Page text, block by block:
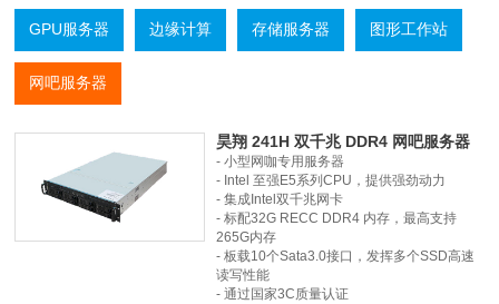
GPU服务器 边缘计算 存储服务器 图形工作站
网吧服务器
昊翔 241H 双千兆 DDR4 网吧服务器
- 小型网咖专用服务器
- Intel 至强E5系列CPU，提供强劲动力
- 集成Intel双千兆网卡
- 标配32G RECC DDR4 内存，最高支持
265G内存
- 板载10个Sata3.0接口，发挥多个SSD高速
读写性能
- 通过国家3C质量认证